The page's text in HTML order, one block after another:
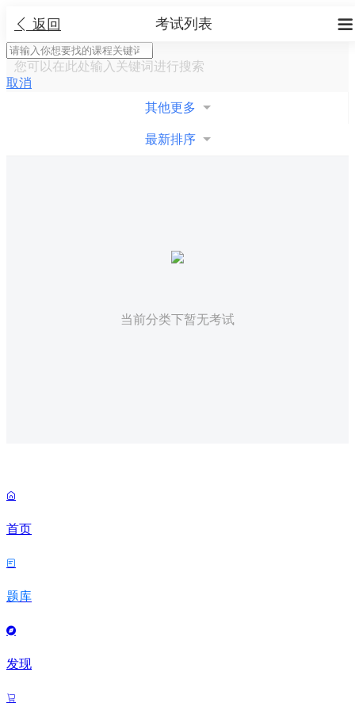
 返回 
考试列表
您可以在此处输入关键词进行搜索
取消
其他更多
最新排序
当前分类下暂无考试

首页

题库

发现
